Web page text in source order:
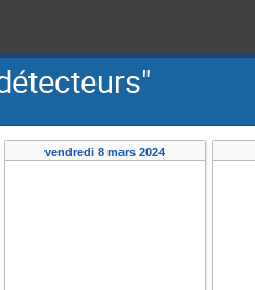
vendredi 8 mars 2024